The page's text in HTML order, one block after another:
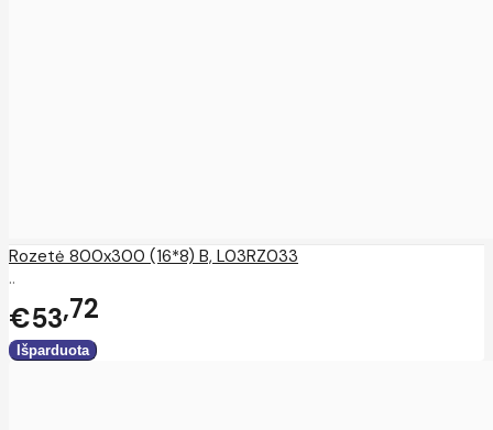
Rozetė 800x300 (16*8) B, L03RZ033
..
€53 72